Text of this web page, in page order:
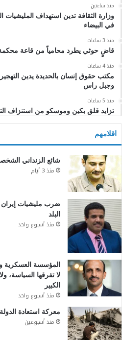
منذ ساعتين
وزارة الثقافة تدين استهداف المليشيات
في البيضاء
منذ 3 ساعات
قاضٍ حوثي يطرد محامياً من قاعة
منذ 4 ساعات
مكتب حقوق إنسان بالحديدة يدين
وجبل راس
منذ 5 ساعات
تزايد قلق بكين وموسكو من استنزاف
اقلامهم
شائع الزنداني
منذ 3 أيام
ضرب مليشيات
البلد
منذ أسبوع واحد
المؤسسة العسكرية
لا تفرقها السياسة،
الكبير
منذ أسبوع واحد
معركة استعادة
منذ أسبوعين